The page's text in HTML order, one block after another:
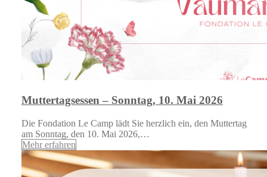
Muttertagsessen – Sonntag, 10. Mai 2026
Die Fondation Le Camp lädt Sie herzlich ein, den Muttertag
am Sonntag, den 10. Mai 2026,…
Mehr erfahren